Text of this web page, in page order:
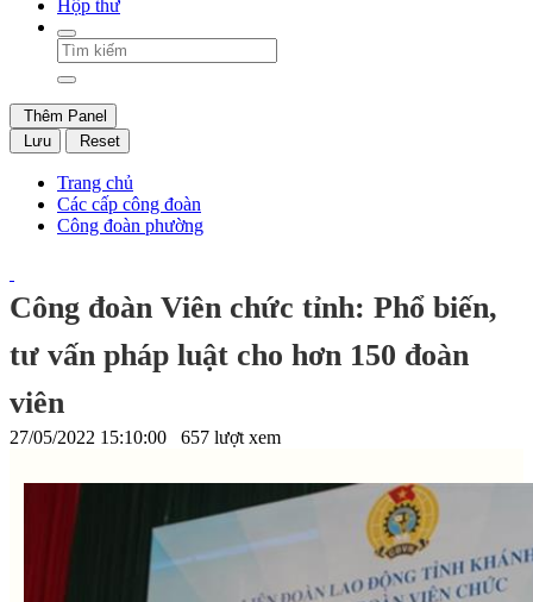
Hộp thư
Thêm Panel
Lưu
Reset
Trang chủ
Các cấp công đoàn
Công đoàn phường
Công đoàn Viên chức tỉnh: Phổ biến,
tư vấn pháp luật cho hơn 150 đoàn
viên
27/05/2022 15:10:00 657 lượt xem